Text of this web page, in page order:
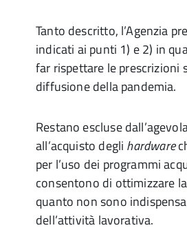
Tanto descritto, l’Agenzia
indicati ai punti 1) e 2) in
far rispettare le
diffusione della pandemia.
Restano escluse
all’acquisto degli hardware
per l’uso dei programmi
consentono di ottimizzare
quanto non sono
dell’attività lavorativa.